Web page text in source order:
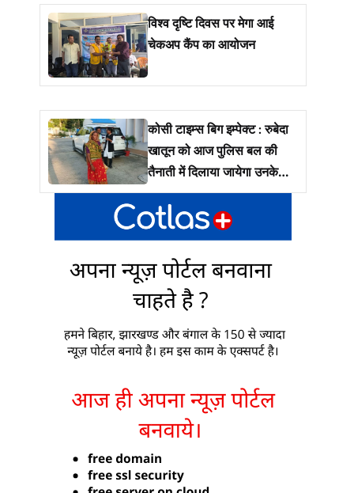
विश्व दृष्टि दिवस पर मेगा आई
चेकअप कैंप का आयोजन
कोसी टाइम्स बिग इम्पेक्ट : रुबेदा
खातून को आज पुलिस बल की
तैनाती में दिलाया जायेगा उनके
जमीं पर कब्ज़ा